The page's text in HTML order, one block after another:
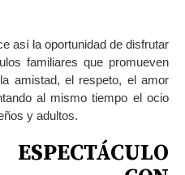
así la oportunidad de disfrutar
familiares que promueven
amistad, el respeto, el amor
al mismo tiempo el ocio
y adultos.